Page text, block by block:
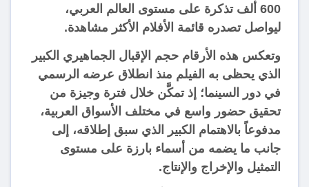
600 ألف تذكرة على مستوى العالم العربي،
ليواصل تصدره قائمة الأفلام الأكثر مشاهدة.
وتعكس هذه الأرقام حجم الإقبال الجماهيري الكبير
الذي يحظى به الفيلم منذ انطلاق عرضه الرسمي
في دور السينما؛ إذ تمكَّن خلال فترة وجيزة من
تحقيق حضور واسع في مختلف الأسواق العربية،
مدفوعاً بالاهتمام الكبير الذي سبق إطلاقه، إلى
جانب ما يضمه من أسماء بارزة على مستوى
التمثيل والإخراج والإنتاج.